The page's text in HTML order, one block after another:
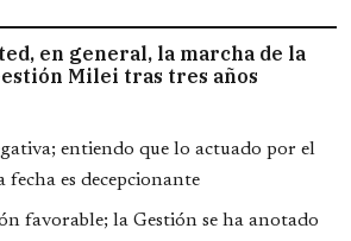
en general, la marcha de la
Milei tras tres años
entiendo que lo actuado por el
fecha es decepcionante
favorable; la Gestión se ha anotado